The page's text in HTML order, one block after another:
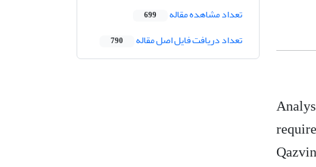
تعداد مشاهده مقاله 699
تعداد دریافت فایل اصل مقاله 790